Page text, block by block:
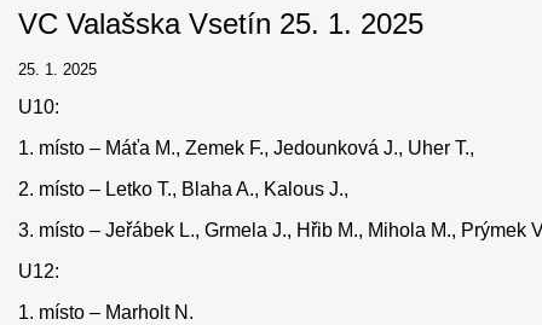
VC Valašska Vsetín 25. 1. 2025
25. 1. 2025
U10:
1. místo – Máťa M., Zemek F., Jedounková J., Uher T.,
2. místo – Letko T., Blaha A., Kalous J.,
3. místo – Jeřábek L., Grmela J., Hřib M., Mihola M., Prýmek
U12:
1. místo – Marholt N.